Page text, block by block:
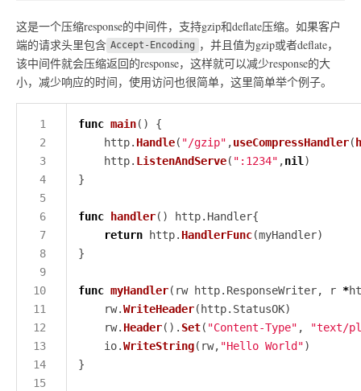
这是一个压缩response的中间件，支持gzip和deflate压缩。如果客户
端的请求头里包含 Accept-Encoding ，并且值为gzip或者deflate，
该中间件就会压缩返回的response，这样就可以减少response的大
小，减少响应的时间，使用访问也很简单，这里简单举个例子。
1
2
3
4
5
6
7
8
9
10
11
12
13
14
15
func main
	http.
Handle( "/gzip" ,useCompressHandler(
	http.
ListenAndServe( ":1234" ,nil
func handler
return http. HandlerFunc
func myHandler(rw http.ResponseWriter, r *
	rw.
WriteHeader
	rw.
Header(). Set( "Content-Type" ,
"text/
	io.
WriteString(rw, "Hello World"